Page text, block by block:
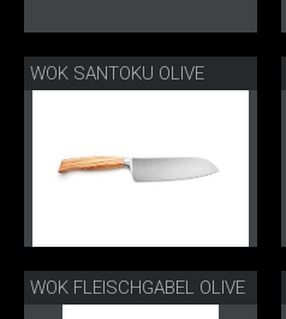
WOK SANTOKU OLIVE
WOK FLEISCHGABEL OLIVE